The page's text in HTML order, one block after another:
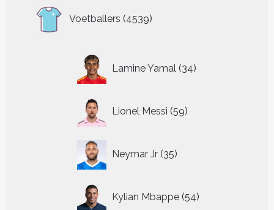
Voetballers 4539
producten
Lamine Yamal 34
producten
Lionel Messi 59
producten
Neymar Jr 35
producten
Kylian Mbappe 54
producten